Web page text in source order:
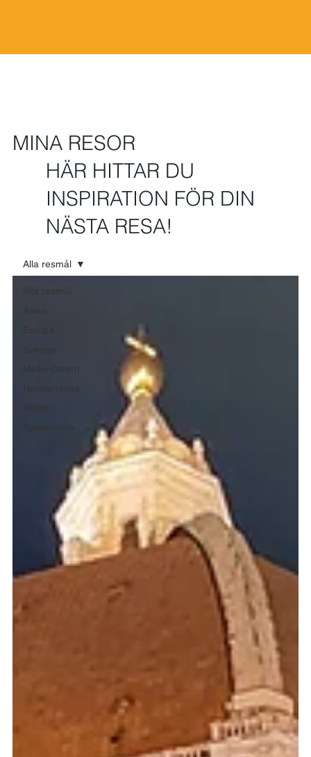
MINA RESOR
HÄR HITTAR DU
INSPIRATION FÖR DIN
NÄSTA RESA!
Alla resmål
Mellanöstern
Nordamerika
Afrika
Sydamerika
Alla resmål